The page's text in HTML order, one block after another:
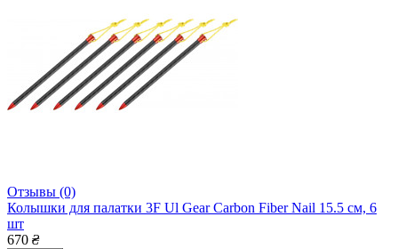
Отзывы (0)
Колышки для палатки 3F Ul Gear Carbon Fiber Nail 15.5 см, 6
шт
670 ₴